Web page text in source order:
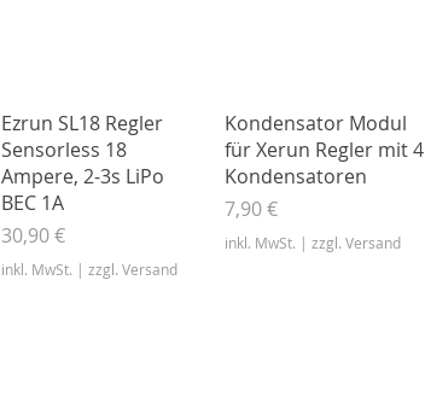
Schnellansicht
Ezrun SL18 Regler
Sensorless 18
Ampere, 2-3s LiPo
BEC 1A
Preis
30,90 €
inkl. MwSt. | zzgl. Versand
Schnellansicht
Kondensator Modul
für Xerun Regler mit 4
Kondensatoren
Preis
7,90 €
inkl. MwSt. |zzgl. Versand